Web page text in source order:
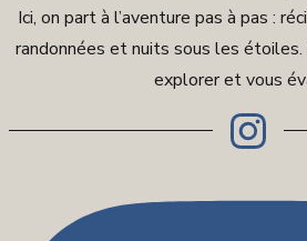
Ici, on part à l’aventure pas à pas :
randonnées et nuits sous les étoiles.
explorer et vous